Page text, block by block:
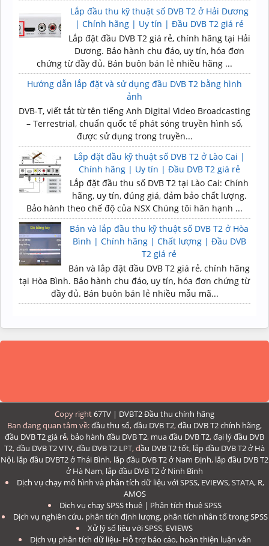
Lắp đầu thu kỹ thuật số DVB T2 ở Hải Dương
| Chính hãng | Uy tín | Đầu DVB T2 giá rẻ
Lắp đặt đầu DVB T2 giá rẻ, chính hãng tại Hải
Dương. Bảo hành chu đáo, uy tín, hóa đơn
chứng từ đầy đủ. Bán buôn bán lẻ nhiều hãng ...
Hướng dẫn lắp đặt và sử dụng đầu DVB T2 bằng hình
ảnh
DVB-T, viết tắt từ tên tiếng Anh Digital Video Broadcasting
– Terrestrial, chuẩn quốc tế phát sóng truyền hình số,
được sử dụng trong truyền...
Lắp đặt đầu kỹ thuật số DVB T2 ở Lào Cai |
Chính hãng | Uy tín | Đầu DVB T2 giá rẻ
Lắp đặt đầu thu số DVB T2 tại Lào Cai: Chính
hãng, uy tín, đúng giá, đảm bảo chất lượng.
Bảo hành theo chế độ của NSX Chúng tôi hân hạnh ...
Bán và lắp đầu thu kỹ thuật số DVB T2 ở Hòa
Bình | Chính hãng | Chất lượng | Đầu DVB
T2 giá rẻ
Bán và lắp đặt đầu DVB T2 giá rẻ, chính hãng
tại Hòa Bình. Bảo hành chu đáo, uy tín, hóa đơn chứng từ
đầy đủ. Bán buôn bán lẻ nhiều mẫu mã...
Copy right67TV | DVBT2 Đầu thu chính hãng
Bạn đang quan tâm về:đầu thu số,đầu DVB T2,đầu DVB T2 chính hãng,
đầu DVB T2 giá rẻ, bảo hành đầu DVB T2, mua đầu DVB T2,đại lý đầu DVB
T2,đầu DVB T2 VTV,đầu DVB T2 LPT, đầu DVB T2 tốt, lắp đầu DVB T2 ở Hà
Nội, lắp đầu DVBT2 ở Thái Bình, lắp đầu DVB T2 ở Nam Định, lắp đầu DVB T2
ở Hà Nam, lắp đầu DVB T2 ở Ninh Bình
Dịch vụ chạy mô hình và phân tích dữ liệu với SPSS, EVIEWS, STATA, R,
AMOS
Dịch vụ chạy SPSS thuê | Phân tích thuê SPSS
Dịch vụ nghiên cứu, phân tích định lượng, phân tích nhân tố trong SPSS
Xử lý số liệu với SPSS, EVIEWS
Dịch vụ phân tích dữ liệu- Hỗ trợ báo cáo, hoàn thiện luận văn